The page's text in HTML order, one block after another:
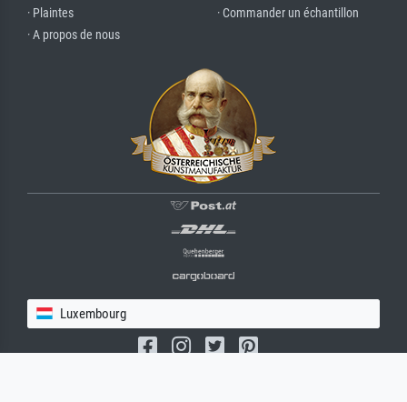
· Plaintes
· A propos de nous
· Commander un échantillon
Luxembourg